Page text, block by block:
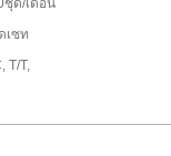
ชุด/เดือน
เซท
T/T,